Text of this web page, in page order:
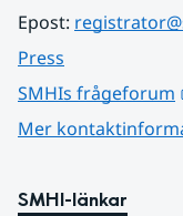
Epost:
Press
SMHIs frågeforum
Mer
SMHI-länkar